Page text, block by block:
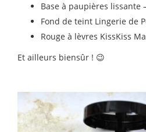
Base à paupières lissante
Fond de teint Lingerie de
Rouge à lèvres KissKiss
Et ailleurs biensûr ! 😉